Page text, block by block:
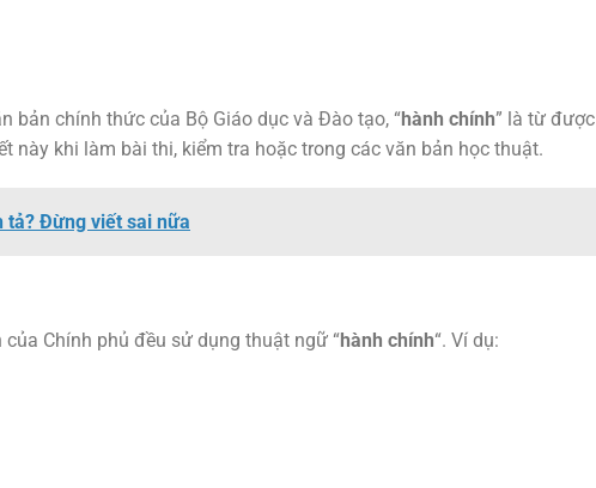
bản chính thức của Bộ Giáo dục và Đào tạo, “hành chính” là từ được
này khi làm bài thi, kiểm tra hoặc trong các văn bản học thuật.
tả? Đừng viết sai nữa
Chính phủ đều sử dụng thuật ngữ “hành chính“. Ví dụ: